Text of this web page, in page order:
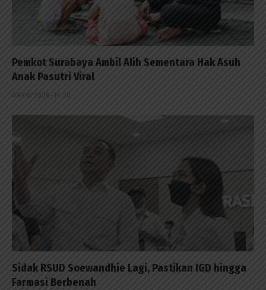
Pemkot Surabaya Ambil Alih Sementara Hak Asuh
Anak Pasutri Viral
09/08/2026 - 14:20
Sidak RSUD Soewandhie Lagi, Pastikan IGD hingga
Farmasi Berbenah